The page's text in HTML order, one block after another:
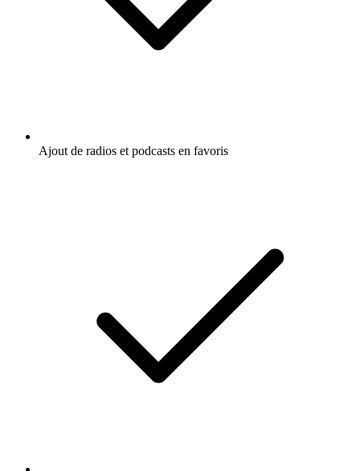
Ajout de radios et podcasts en favoris